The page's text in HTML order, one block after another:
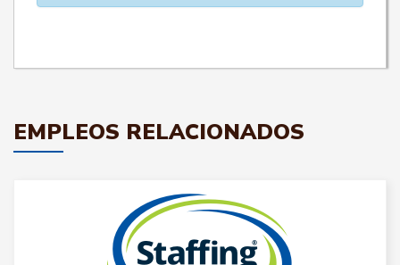
EMPLEOS RELACIONADOS